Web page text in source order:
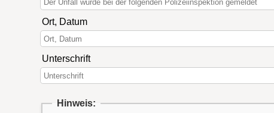
Ort, Datum
Unterschrift
Hinweis: